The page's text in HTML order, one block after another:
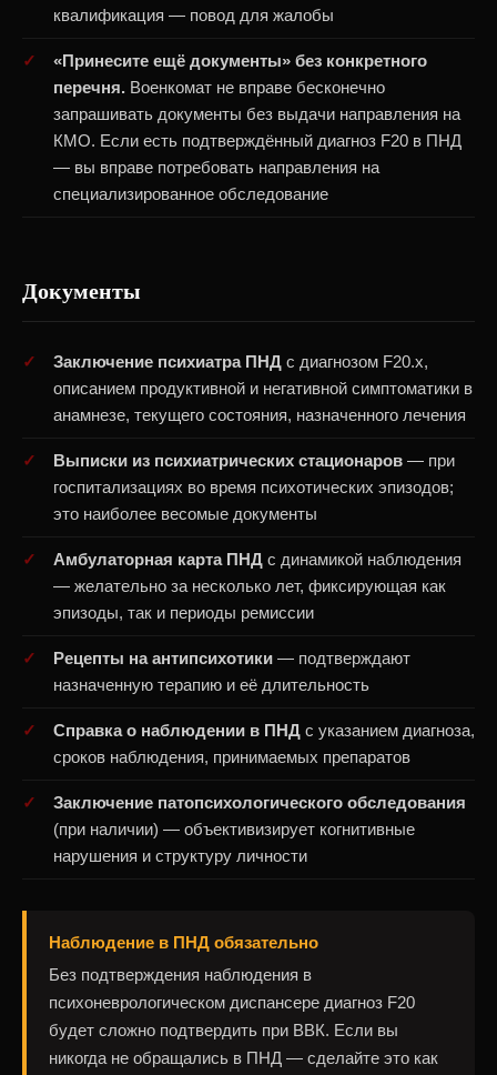
квалификация — повод для жалобы
«Принесите ещё документы» без конкретного
перечня. Военкомат не вправе бесконечно
запрашивать документы без выдачи направления на
КМО. Если есть подтверждённый диагноз F20 в ПНД
— вы вправе потребовать направления на
специализированное обследование
Документы
Заключение психиатра ПНД с диагнозом F20.х,
описанием продуктивной и негативной симптоматики в
анамнезе, текущего состояния, назначенного лечения
Выписки из психиатрических стационаров — при
госпитализациях во время психотических эпизодов;
это наиболее весомые документы
Амбулаторная карта ПНД с динамикой наблюдения
— желательно за несколько лет, фиксирующая как
эпизоды, так и периоды ремиссии
Рецепты на антипсихотики — подтверждают
назначенную терапию и её длительность
Справка о наблюдении в ПНД с указанием диагноза,
сроков наблюдения, принимаемых препаратов
Заключение патопсихологического обследования
(при наличии) — объективизирует когнитивные
нарушения и структуру личности
Наблюдение в ПНД обязательно
Без подтверждения наблюдения в
психоневрологическом диспансере диагноз F20
будет сложно подтвердить при ВВК. Если вы
никогда не обращались в ПНД — сделайте это как